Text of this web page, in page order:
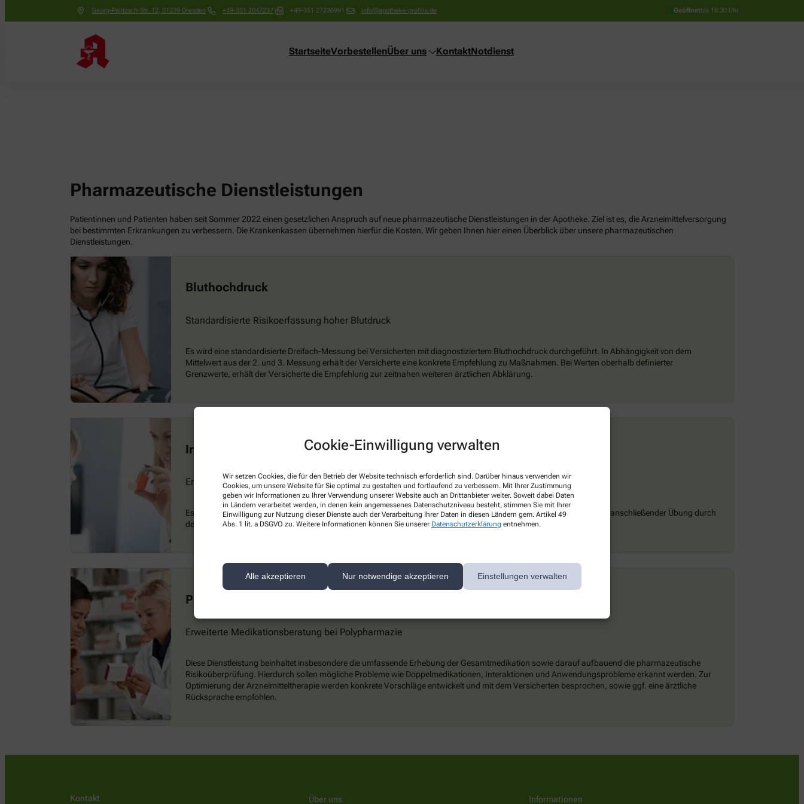
Cookie-Einwilligung verwalten
Wir setzen Cookies, die für den Betrieb der Website technisch erforderlich sind. Darüber hinaus verwenden wir
Cookies, um unsere Website für Sie optimal zu gestalten und fortlaufend zu verbessern. Mit Ihrer Zustimmung
geben wir Informationen zu Ihrer Verwendung unserer Website auch an Drittanbieter weiter. Soweit dabei Daten
in Ländern verarbeitet werden, in denen kein angemessenes Datenschutzniveau besteht, stimmen Sie mit Ihrer
Einwilligung zur Nutzung dieser Dienste auch der Verarbeitung Ihrer Daten in diesen Ländern gem. Artikel 49
Abs. 1 lit. a DSGVO zu. Weitere Informationen können Sie unserer Datenschutzerklärung entnehmen.
Alle akzeptieren Nur notwendige akzeptieren Einstellungen verwalten
Georg-Palitzsch-Str. 12, 01239 Dresden +49-351 2047237 +49-351 27236991 info@apotheke-prohlis.de Geöffnetbis 18:30 Uhr
StartseiteVorbestellenÜber uns KontaktNotdienst
Pharmazeutische Dienstleistungen
Patientinnen und Patienten haben seit Sommer 2022 einen gesetzlichen Anspruch auf neue pharmazeutische Dienstleistungen in der Apotheke. Ziel ist es, die Arzneimittelversorgung
bei bestimmten Erkrankungen zu verbessern. Die Krankenkassen übernehmen hierfür die Kosten. Wir geben Ihnen hier einen Überblick über unsere pharmazeutischen
Dienstleistungen.
Bluthochdruck
Standardisierte Risikoerfassung hoher Blutdruck
Es wird eine standardisierte Dreifach-Messung bei Versicherten mit diagnostiziertem Bluthochdruck durchgeführt. In Abhängigkeit von dem
Mittelwert aus der 2. und 3. Messung erhält der Versicherte eine konkrete Empfehlung zu Maßnahmen. Bei Werten oberhalb definierter
Grenzwerte, erhält der Versicherte die Empfehlung zur zeitnahen weiteren ärztlichen Abklärung.
Inhalativa
Erweiterte Einweisung in die korrekte Arzneimittelanwendung
Es erfolgt eine Einweisung in die Anwendung eines Inhalationssystems mit einer praktischen Demonstration und ggf. anschließender Übung durch
den Versicherten.
Polymedikation
Erweiterte Medikationsberatung bei Polypharmazie
Diese Dienstleistung beinhaltet insbesondere die umfassende Erhebung der Gesamtmedikation sowie darauf aufbauend die pharmazeutische
Risikoüberprüfung. Hierdurch sollen mögliche Probleme wie Doppelmedikationen, Interaktionen und Anwendungsprobleme erkannt werden. Zur
Optimierung der Arzneimitteltherapie werden konkrete Vorschläge entwickelt und mit dem Versicherten besprochen, sowie ggf. eine ärztliche
Rücksprache empfohlen.
Kontakt Über uns Informationen